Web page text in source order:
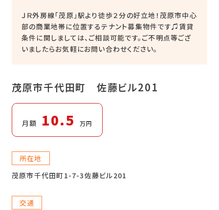
ＪＲ外房線「茂原」駅より徒歩２分の好立地！茂原市中心
部の商業地帯に位置するテナント募集物件です♫賃貸
条件に関しましては、ご相談可能です。ご不明点等ござ
いましたらお気軽にお問い合わせください。
茂原市千代田町 佐藤ビル201
月額 10.5 万円
所在地
茂原市千代田町1-7-3佐藤ビル201
交通